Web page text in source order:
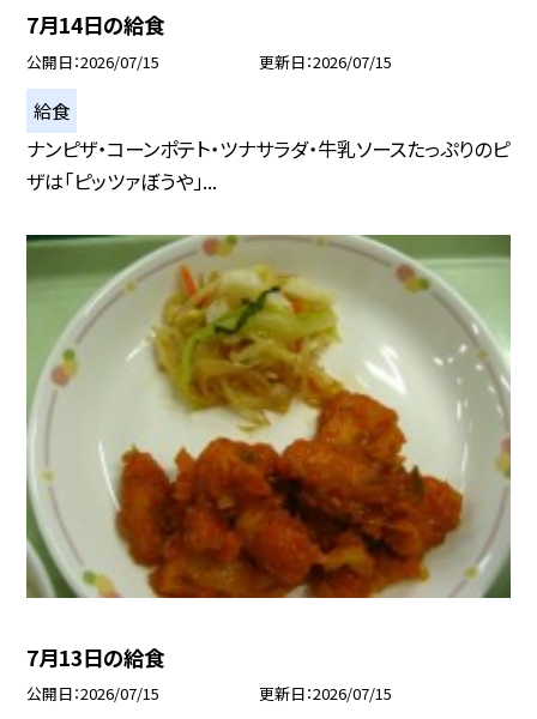
7月14日の給食
公開日 2026/07/15 更新日 2026/07/15
給食
ナンピザ・コーンポテト・ツナサラダ・牛乳ソースたっぷりのピ
ザは「ピッツァぼうや」...
7月13日の給食
公開日 2026/07/15 更新日 2026/07/15